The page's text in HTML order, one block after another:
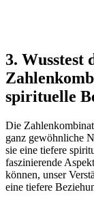
3. Wusstest
spirituelle
Die
ganz gewöhnliche
sie eine tiefere
faszinierende
können, unser
eine tiefere